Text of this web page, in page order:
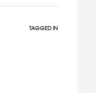
TAGGED IN